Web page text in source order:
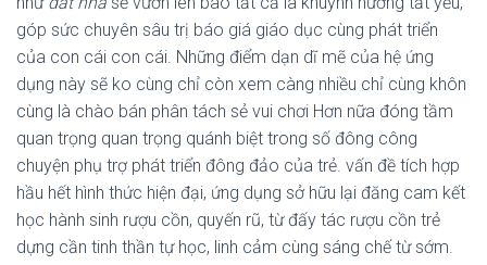
góp sức chuyên sâu trị báo giá giáo dục cùng phát triển
của con cái con cái. Những điểm dạn dĩ mẽ của hệ ứng
dụng này sẽ ko cùng chỉ còn xem càng nhiều chỉ cùng khôn
cùng là chào bán phân tách sẻ vui chơi Hơn nữa đóng tầm
quan trọng quan trọng quánh biệt trong số đông công
chuyện phụ trợ phát triển đông đảo của trẻ. vấn đề tích hợp
hầu hết hình thức hiện đại, ứng dụng sở hữu lại đăng cam kết
học hành sinh rượu cồn, quyến rũ, từ đấy tác rượu cồn trẻ
dựng cần tinh thần tự học, linh cảm cùng sáng chế từ sớm.